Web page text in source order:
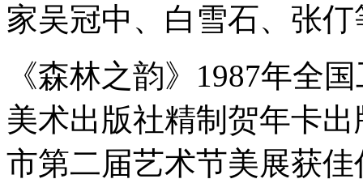
家吴冠中、白雪石、张
《森林之韵》1987年全
美术出版社精制贺年卡
市第二届艺术节美展获